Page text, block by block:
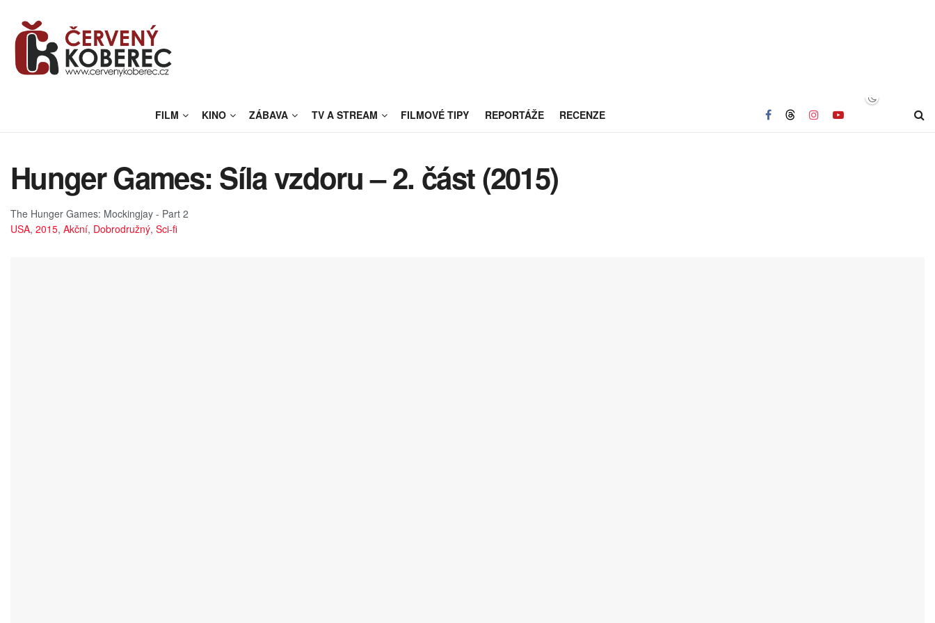
FILM KINO ZÁBAVA TV A STREAM FILMOVÉ TIPY REPORTÁŽE RECENZE
Hunger Games: Síla vzdoru – 2. část (2015)
The Hunger Games: Mockingjay - Part 2
USA, 2015, Akční, Dobrodružný, Sci-fi